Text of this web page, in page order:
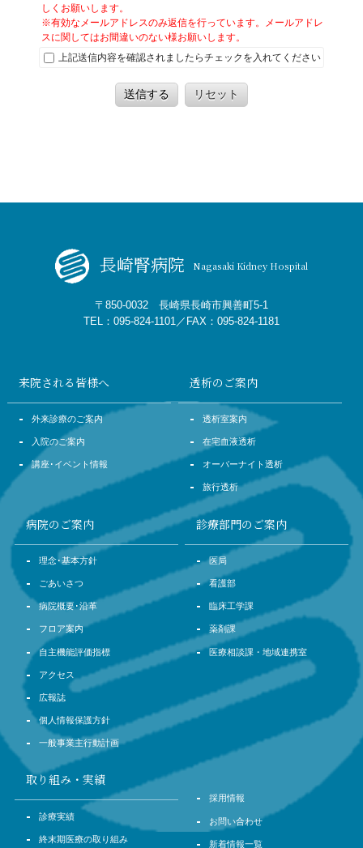
しくお願いします。
※有効なメールアドレスのみ返信を行っています。メールアドレ
スに関してはお間違いのない様お願いします。
上記送信内容を確認されましたらチェックを入れてください
送信する リセット
長崎腎病院 Nagasaki Kidney Hospital
〒850-0032 長崎県長崎市興善町5-1
TEL：095-824-1101／FAX：095-824-1181
来院される皆様へ
外来診療のご案内
入院のご案内
講座･イベント情報
透析のご案内
透析室案内
在宅血液透析
オーバーナイト透析
旅行透析
病院のご案内
理念･基本方針
ごあいさつ
病院概要･沿革
フロア案内
自主機能評価指標
アクセス
広報誌
個人情報保護方針
一般事業主行動計画
診療部門のご案内
医局
看護部
臨床工学課
薬剤課
医療相談課・地域連携室
取り組み・実績
診療実績
終末期医療の取り組み
採用情報
お問い合わせ
新着情報一覧